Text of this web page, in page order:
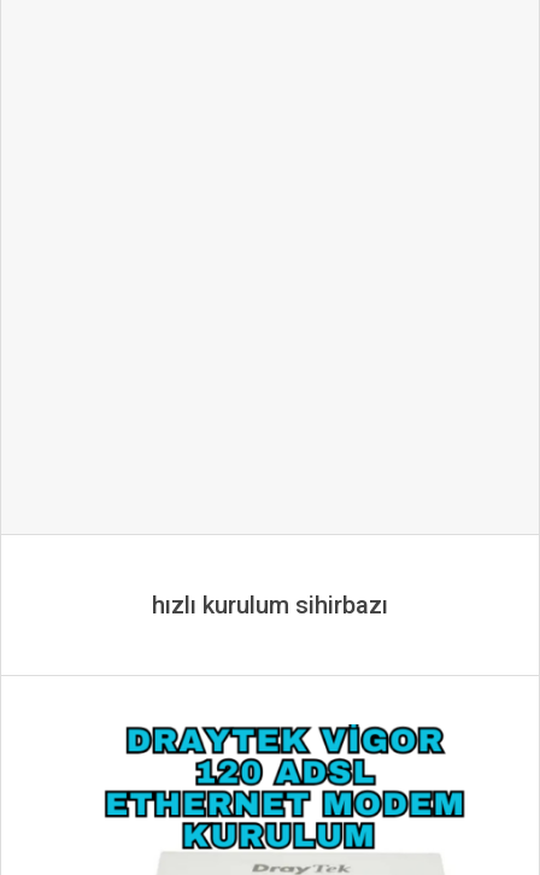
hızlı kurulum sihirbazı